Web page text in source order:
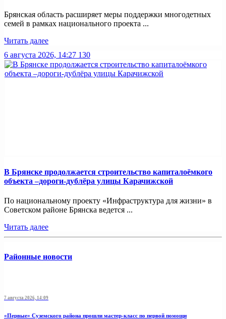
Брянская область расширяет меры поддержки многодетных
семей в рамках национального проекта ...
Читать далее
6 августа 2026, 14:27 130
В Брянске продолжается строительство капиталоёмкого
объекта –дороги-дублёра улицы Карачижской
По национальному проекту «Инфраструктура для жизни» в
Советском районе Брянска ведется ...
Читать далее
Районные новости
7 августа 2026, 14:09
«Первые» Суземского района прошли мастер-класс по первой помощи